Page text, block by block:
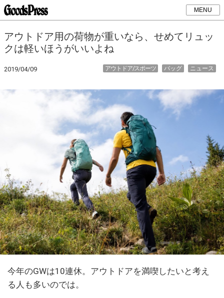
MENU
アウトドア用の荷物が重いなら、せめてリュッ
クは軽いほうがいいよね
2019/04/09 ニュース
バッグ
アウトドア/スポーツ
今年のGWは10連休。アウトドアを満喫したいと考え
る人も多いのでは。